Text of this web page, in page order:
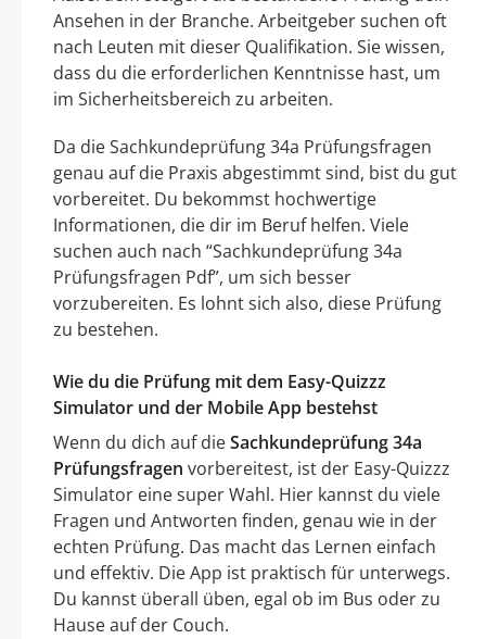
Ansehen in der Branche. Arbeitgeber suchen oft
nach Leuten mit dieser Qualifikation. Sie wissen,
dass du die erforderlichen Kenntnisse hast, um
im Sicherheitsbereich zu arbeiten.
Da die Sachkundeprüfung 34a Prüfungsfragen
genau auf die Praxis abgestimmt sind, bist du gut
vorbereitet. Du bekommst hochwertige
Informationen, die dir im Beruf helfen. Viele
suchen auch nach “Sachkundeprüfung 34a
Prüfungsfragen Pdf”, um sich besser
vorzubereiten. Es lohnt sich also, diese Prüfung
zu bestehen.
Wie du die Prüfung mit dem Easy-Quizzz
Simulator und der Mobile App bestehst
Wenn du dich auf dieSachkundeprüfung 34a
Prüfungsfragen vorbereitest, ist der Easy-Quizzz
Simulator eine super Wahl. Hier kannst du viele
Fragen und Antworten finden, genau wie in der
echten Prüfung. Das macht das Lernen einfach
und effektiv. Die App ist praktisch für unterwegs.
Du kannst überall üben, egal ob im Bus oder zu
Hause auf der Couch.